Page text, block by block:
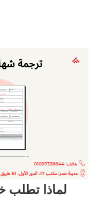
لماذا تطلب